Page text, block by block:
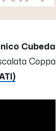
Cubeda
Coppa